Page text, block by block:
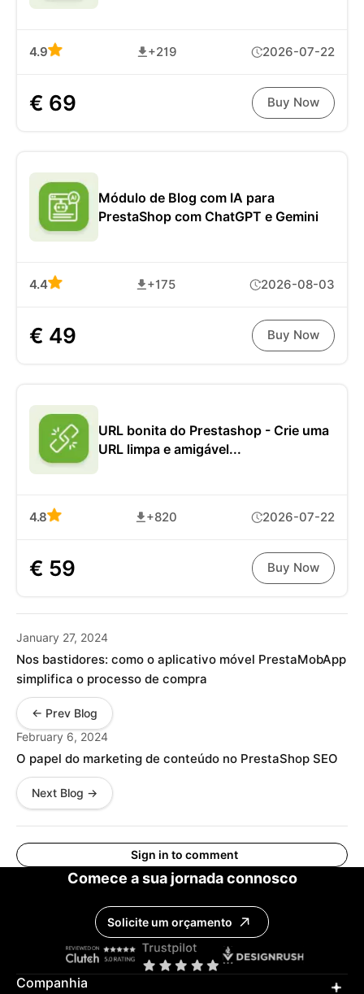
4.9 +219 2026-07-22
€ 69 Buy Now
Módulo de Blog com IA para
PrestaShop com ChatGPT e Gemini
4.4 +175 2026-08-03
€ 49 Buy Now
URL bonita do Prestashop - Crie uma
URL limpa e amigável...
4.8 +820 2026-07-22
€ 59 Buy Now
January 27, 2024
Nos bastidores: como o aplicativo móvel PrestaMobApp
simplifica o processo de compra
← Prev Blog
February 6, 2024
O papel do marketing de conteúdo no PrestaShop SEO
Next Blog →
Sign in to comment
Comece a sua jornada connosco
Solicite um orçamento
Companhia